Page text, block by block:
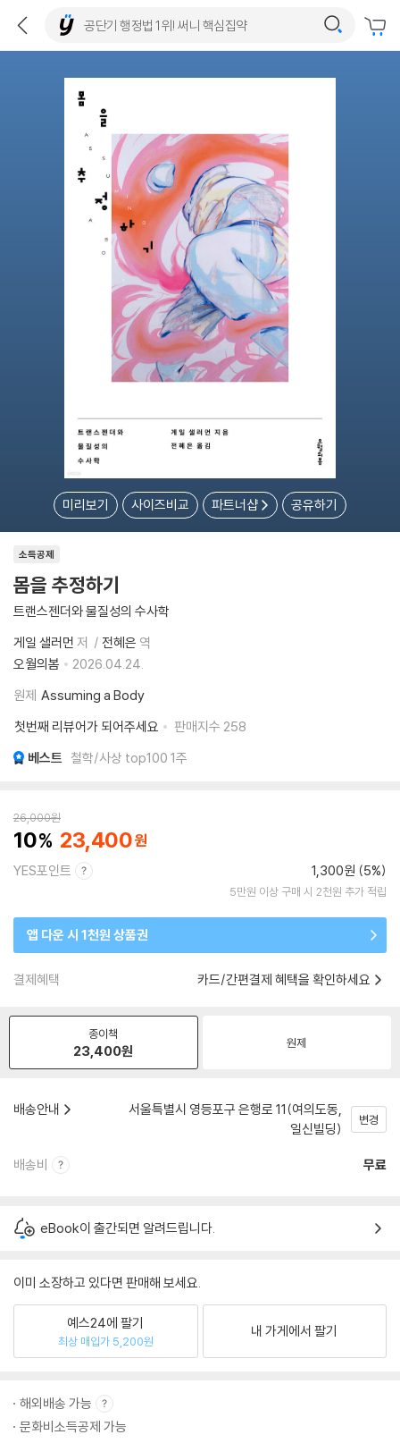
미리보기 사이즈비교 파트너샵 공유하기
소득공제
몸을 추정하기
트랜스젠더와 물질성의 수사학
게일 샐러먼 저 전혜은 역
오월의봄
2026.04.24.
원제 Assuming a Body
첫번째 리뷰어가 되어주세요
판매지수 258
베스트 철학/사상 top100 1주
26,000원
10 23,400
YES포인트 1,300원 (5%)
5만원 이상 구매 시 2천원 추가 적립
앱 다운 시 1천원 상품권
결제혜택 카드/간편결제 혜택을 확인하세요
종이책
23,400원 원제
배송안내
서울특별시 영등포구 은행로 11(여의도동,
일신빌딩)
변경
배송비 무료
eBook이 출간되면 알려드립니다.
이미 소장하고 있다면 판매해 보세요.
예스24에 팔기
최상 매입가 5,200원
내 가게에서 팔기
해외배송 가능
문화비소득공제 가능